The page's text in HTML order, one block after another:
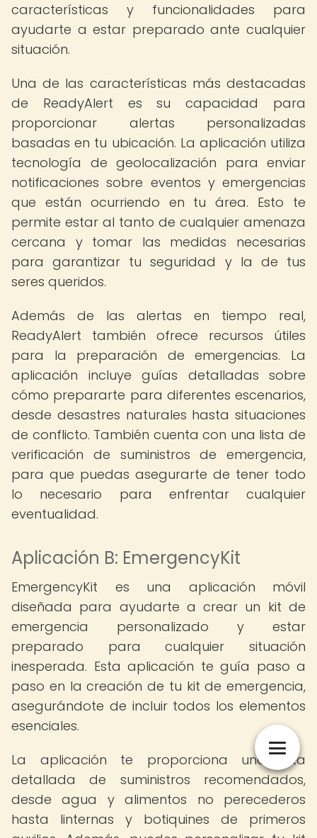
características y funcionalidades para
ayudarte a estar preparado ante cualquier
situación.
Una de las características más destacadas
de ReadyAlert es su capacidad para
proporcionar alertas personalizadas
basadas en tu ubicación. La aplicación utiliza
tecnología de geolocalización para enviar
notificaciones sobre eventos y emergencias
que están ocurriendo en tu área. Esto te
permite estar al tanto de cualquier amenaza
cercana y tomar las medidas necesarias
para garantizar tu seguridad y la de tus
seres queridos.
Además de las alertas en tiempo real,
ReadyAlert también ofrece recursos útiles
para la preparación de emergencias. La
aplicación incluye guías detalladas sobre
cómo prepararte para diferentes escenarios,
desde desastres naturales hasta situaciones
de conflicto. También cuenta con una lista de
verificación de suministros de emergencia,
para que puedas asegurarte de tener todo
lo necesario para enfrentar cualquier
eventualidad.
Aplicación B: EmergencyKit
EmergencyKit es una aplicación móvil
diseñada para ayudarte a crear un kit de
emergencia personalizado y estar
preparado para cualquier situación
inesperada. Esta aplicación te guía paso a
paso en la creación de tu kit de emergencia,
asegurándote de incluir todos los elementos
esenciales.
La aplicación te proporciona una lista
detallada de suministros recomendados,
desde agua y alimentos no perecederos
hasta linternas y botiquines de primeros